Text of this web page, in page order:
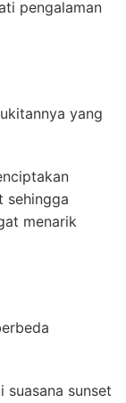
pengalaman
yang
sehingga
menarik
sunset